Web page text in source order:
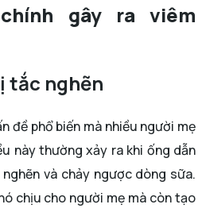
gây ra viêm
tắc nghẽn
đề phổ biến mà nhiều người mẹ
này thường xảy ra khi ống dẫn
và chảy ngược dòng sữa.
chịu cho người mẹ mà còn tạo